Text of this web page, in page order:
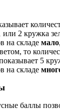
или 2 кружка
на складе мало
то
5
на складе
баллы